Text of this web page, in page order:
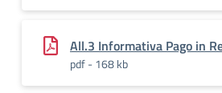
All.3 Informativa Pago in
pdf - 168 kb